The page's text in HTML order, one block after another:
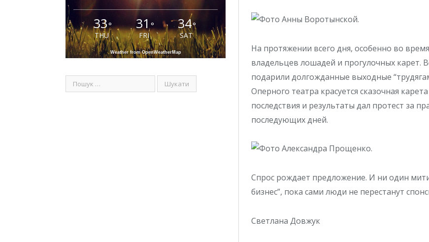
33°
THU
31°
FRI
34°
SAT
Weather from OpenWeatherMap
На протяжении всего дня, особенно во
владельцев лошадей и прогулочных карет.
подарили долгожданные выходные
Оперного театра красуется сказочная
последствия и результаты дал протест за
последующих дней.
Спрос рождает предложение. И ни один
бизнес”, пока сами люди не перестанут
Светлана Довжук